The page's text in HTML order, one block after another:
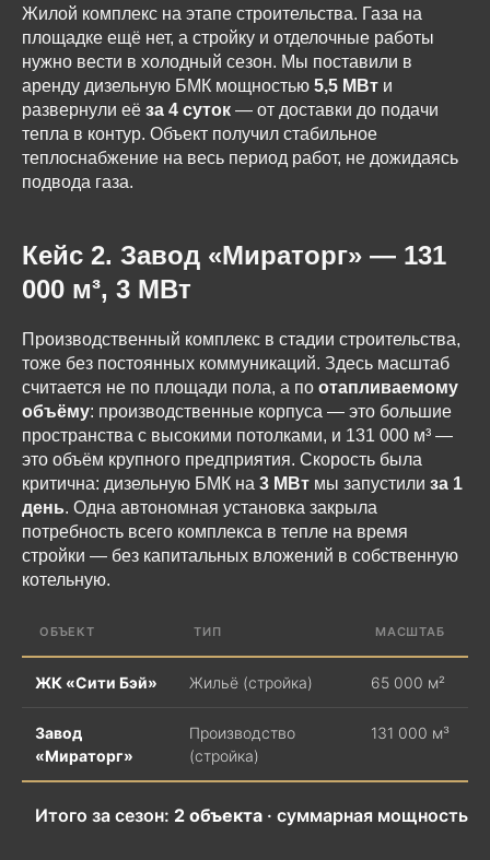
Жилой комплекс на этапе строительства. Газа на
площадке ещё нет, а стройку и отделочные работы
нужно вести в холодный сезон. Мы поставили в
аренду дизельную БМК мощностью 5,5 МВт и
развернули её за 4 суток — от доставки до подачи
тепла в контур. Объект получил стабильное
теплоснабжение на весь период работ, не дожидаясь
подвода газа.
Кейс 2. Завод «Мираторг» — 131
000 м³, 3 МВт
Производственный комплекс в стадии строительства,
тоже без постоянных коммуникаций. Здесь масштаб
считается не по площади пола, а по отапливаемому
объёму: производственные корпуса — это большие
пространства с высокими потолками, и 131 000 м³ —
это объём крупного предприятия. Скорость была
критична: дизельную БМК на 3 МВт мы запустили за 1
день. Одна автономная установка закрыла
потребность всего комплекса в тепле на время
стройки — без капитальных вложений в собственную
котельную.
ОБЪЕКТ ТИП МАСШТАБ
ЖК «Сити Бэй» Жильё (стройка) 65 000 м²
Завод
«Мираторг»
Производство
(стройка)
131 000 м³
Итого за сезон: 2 объекта · суммарная мощность